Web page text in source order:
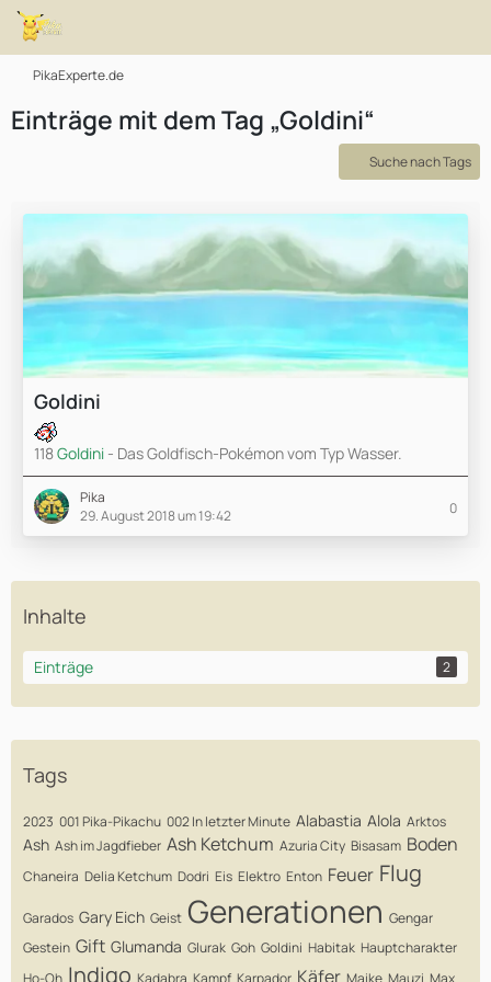
PikaExperte.de
Einträge mit dem Tag „Goldini“
Suche nach Tags
Goldini
118Goldini - Das Goldfisch-Pokémon vom Typ Wasser.
Pika
29. August 2018 um 19:42
0
Inhalte
Einträge 2
Tags
2023 001 Pika-Pikachu 002 In letzter Minute Alabastia Alola Arktos
Ash Ash im Jagdfieber Ash Ketchum Azuria City Bisasam Boden
Chaneira Delia Ketchum Dodri Eis Elektro Enton Feuer Flug
Garados Gary Eich Geist Generationen Gengar
Gestein Gift Glumanda Glurak Goh Goldini Habitak Hauptcharakter
Ho-Oh Indigo Kadabra Kampf Karpador Käfer Maike Mauzi Max